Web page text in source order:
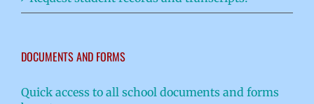
DOCUMENTS AND FORMS
Quick access to all school documents and forms